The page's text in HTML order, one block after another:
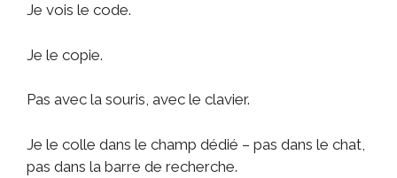
Je vois le code.
Je le copie.
Pas avec la souris, avec le clavier.
Je le colle dans le champ dédié – pas dans le chat,
pas dans la barre de recherche.